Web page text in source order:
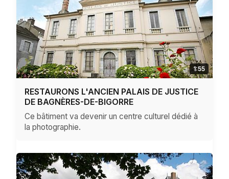
1:55
RESTAURONS L'ANCIEN PALAIS DE JUSTICE
DE BAGNÈRES-DE-BIGORRE
Ce bâtiment va devenir un centre culturel dédié à
la photographie.